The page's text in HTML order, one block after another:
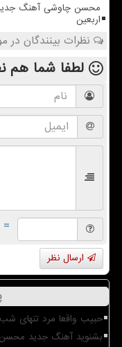
محسن چاوشی آهنگ جدید
اربعین
نظرات بینندگان در
لطفا شما هم
= ۴ بعلاوه ۳
ارسال نظر
حبیب واقعا مرد تنهای
بشنوید آهنگ جدید